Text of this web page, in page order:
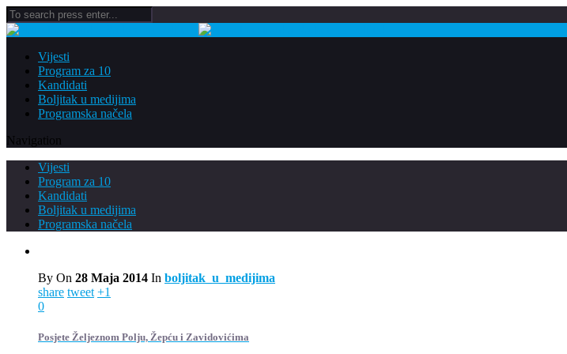
Vijesti
Program za 10
Kandidati
Boljitak u medijima
Programska načela
Navigation
Vijesti
Program za 10
Kandidati
Boljitak u medijima
Programska načela
By On 28 Maja 2014 In boljitak_u_medijima
share tweet +1
0
Posjete Željeznom Polju, Žepću i Zavidovićima